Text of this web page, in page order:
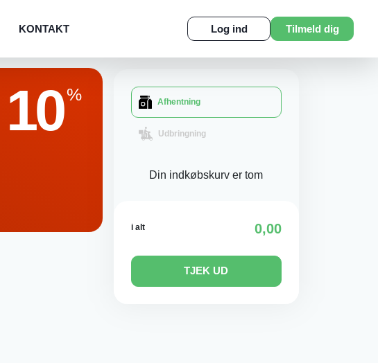
KONTAKT Log ind Tilmeld dig
10 % Afhentning
Udbringning
Din indkøbskurv er tom
i alt 0,00
TJEK UD